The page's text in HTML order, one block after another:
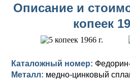
Золотые червонцы
Памятные и юбилейные
Золото
Германская оккупация
Александр III (1881-1894)
Медь
Александр II (1855-1881)
Серебро
Платина, золото
Александр I (1801-1825)
Описание и
копеек
Каталожный номер:
Металл: медно-цинковый